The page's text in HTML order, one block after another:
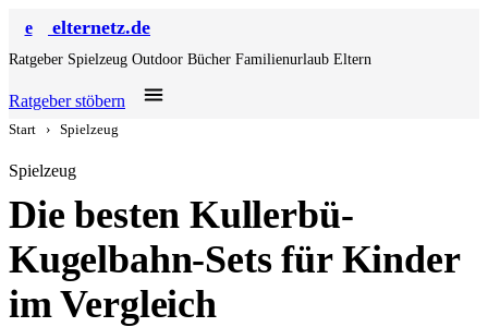
e elternetz.de
Ratgeber Spielzeug Outdoor Bücher Familienurlaub Eltern
Ratgeber stöbern
Start › Spielzeug
Spielzeug
Die besten Kullerbü-
Kugelbahn-Sets für Kinder
im Vergleich